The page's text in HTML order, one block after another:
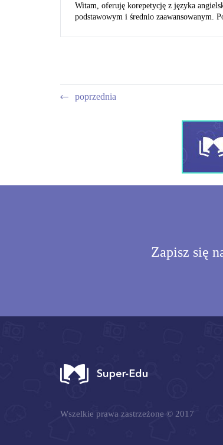
Witam, oferuję korepetycję z języka
podstawowym i średnio zaawansowanym.
poprzednia
Zapisz się
Wszelkie prawa zastrzeżone © 2017